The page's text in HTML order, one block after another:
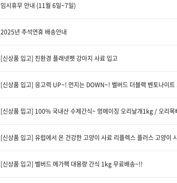
임시휴무 안내 (11월 6일~7일)
2025년 추석연휴 배송안내
[신상품 입고] 친환경 플래넷펫 강아지 사료 입고
[신상품 입고] 응고력 UP~! 먼지는 DOWN~! 벨버드 더블랙 벤토나이트
[신상품 밉고] 100% 국내산 수제간식~ 멍메이징 오리날개1kg / 오리
[신상품 입고] 유럽에서 온 건강한 고양이 사료 리플렉스 플러스 고양
[신상품 입고] 벨버드 메가팩 대용량 간식 1kg 무료배송~!!